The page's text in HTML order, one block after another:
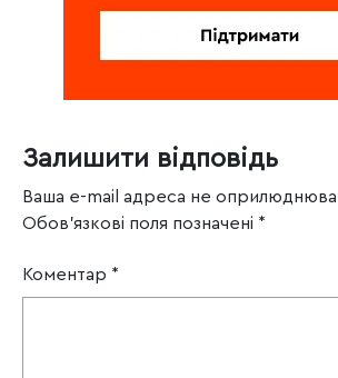
Залишити відповідь
Ваша e-mail адреса не
Обов’язкові поля позначені *
Коментар *